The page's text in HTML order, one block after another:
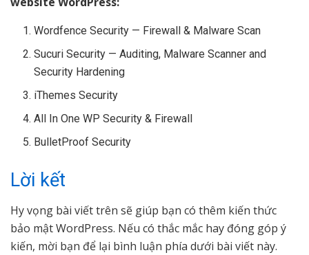
Wordfence Security — Firewall & Malware Scan
Sucuri Security — Auditing, Malware Scanner and
Security Hardening
iThemes Security
All In One WP Security & Firewall
BulletProof Security
Lời kết
Hy vọng bài viết trên sẽ giúp bạn có thêm kiến thức
bảo mật WordPress. Nếu có thắc mắc hay đóng góp ý
kiến, mời bạn để lại bình luận phía dưới bài viết này.